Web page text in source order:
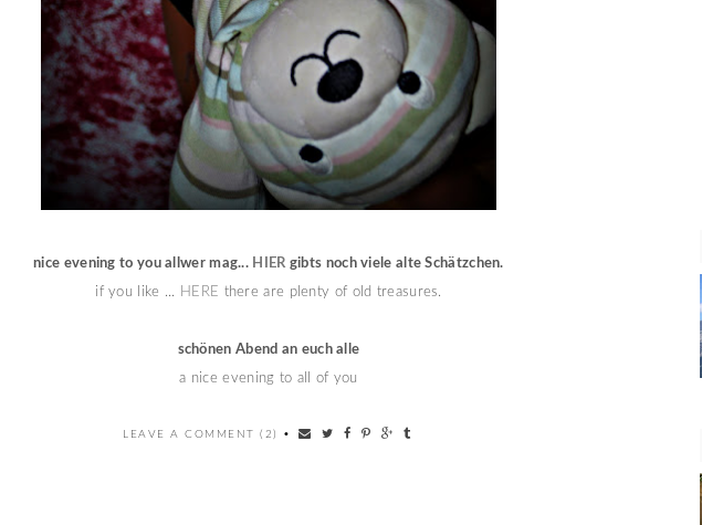
nice evening to you allwer mag... HIER gibts noch viele alte Schätzchen.
if you like ...
HERE there are plenty of old treasures.
schönen Abend an euch alle
a nice evening to all of you
LEAVE A COMMENT (2) •